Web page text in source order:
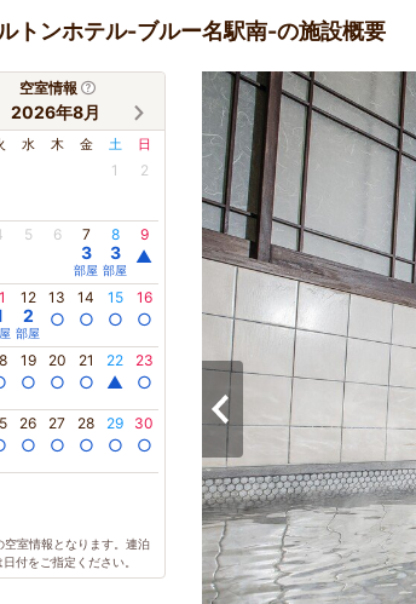
トンホテル-ブルー名駅南-の施設概要
空室情報
2026年8月
水 木 金 土 日
1 2
5 6 7
3
部屋
8
3
部屋
9
▲
12
2
部屋
13
○
14
○
15
○
16
○
19
○
20
○
21
○
22
▲
23
○
26
○
27
○
28
○
29
○
30
○
空室情報となります。連泊
付をご指定ください。